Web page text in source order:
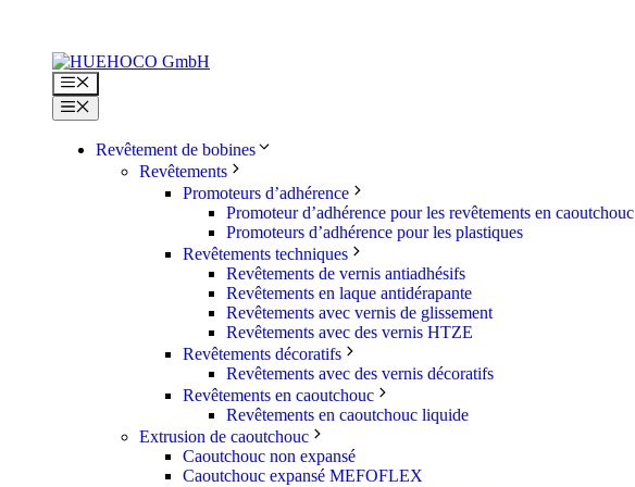
contenu
Menu
Menu
Revêtement de bobines
Revêtements
Promoteurs d’adhérence
Promoteur d’adhérence pour les revêtements en caoutchouc
Promoteurs d’adhérence pour les plastiques
Revêtements techniques
Revêtements de vernis antiadhésifs
Revêtements en laque antidérapante
Revêtements avec vernis de glissement
Revêtements avec des vernis HTZE
Revêtements décoratifs
Revêtements avec des vernis décoratifs
Revêtements en caoutchouc
Revêtements en caoutchouc liquide
Extrusion de caoutchouc
Caoutchouc non expansé
Caoutchouc expansé MEFOFLEX